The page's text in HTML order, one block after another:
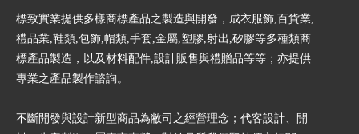
標致實業提供多樣商標產品之製造與開發，成衣服飾,百貨業,
禮品業,鞋類,包飾,帽類,手套,金屬,塑膠,射出,矽膠等多種類商
標產品製造，以及材料配件,設計販售與禮贈品等等；亦提供
專業之產品製作諮詢。
不斷開發與設計新型商品為敝司之經營理念；代客設計、開